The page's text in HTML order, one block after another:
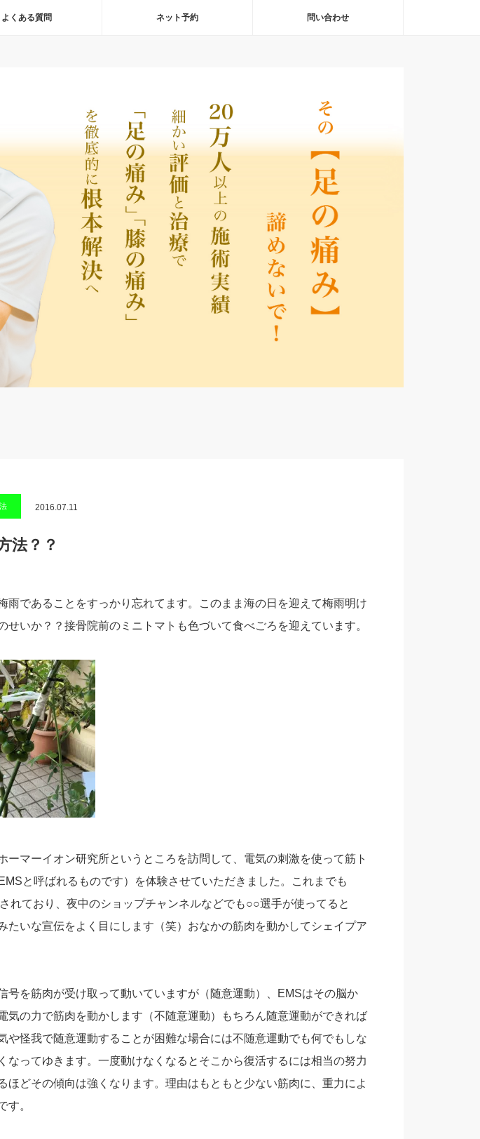
よくある質問 ネット予約 問い合わせ
2016.07.11
法？？
雨であることをすっかり忘れてます。このまま海の日を迎えて梅雨明け
せいか？？接骨院前のミニトマトも色づいて食べごろを迎えています。
ーマーイオン研究所というところを訪問して、電気の刺激を使って筋ト
と呼ばれるものです）を体験させていただきました。これまでも
れており、夜中のショップチャンネルなどでも○○選手が使ってると
たいな宣伝をよく目にします（笑）おなかの筋肉を動かしてシェイプア
号を筋肉が受け取って動いていますが（随意運動）、EMSはその脳か
気の力で筋肉を動かします（不随意運動）もちろん随意運動ができれば
や怪我で随意運動することが困難な場合には不随意運動でも何でもしな
なってゆきます。一度動けなくなるとそこから復活するには相当の努力
ほどその傾向は強くなります。理由はもともと少ない筋肉に、重力によ
す。